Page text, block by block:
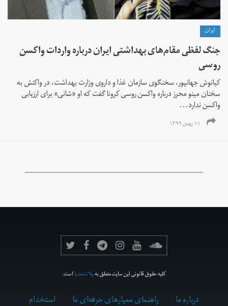
ايران
جنگ لفظی مقام‌های بهداشتی ایران درباره واردات واکسن
روسی
کیانوش جهانپور، سخنگوی سازمان غذا و داروی وزارت بهداشت، در واکنش به
سخنان مینو محرز درباره واکسن روسی کرونا گفت که او «شانی» برای ارزیابی
واکسن ندارد...
۱۱ بهمن ۱۳۹۹
کلیه حقوق قانونی این سایت متعلق بهولانت‌مدیااست.
درباره ما راهنمای معیارهای حرفه‌ای ما استخدام